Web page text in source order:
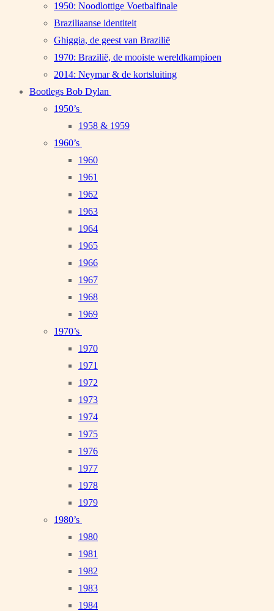
1950: Noodlottige Voetbalfinale
Braziliaanse identiteit
Ghiggia, de geest van Brazilië
1970: Brazilië, de mooiste wereldkampioen
2014: Neymar & de kortsluiting
Bootlegs Bob Dylan
1950’s
1958 & 1959
1960’s
1960
1961
1962
1963
1964
1965
1966
1967
1968
1969
1970’s
1970
1971
1972
1973
1974
1975
1976
1977
1978
1979
1980’s
1980
1981
1982
1983
1984